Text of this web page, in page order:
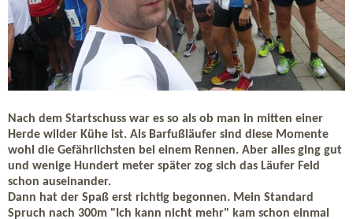
Nach dem Startschuss war es so als ob man in mitten einer
Herde wilder Kühe ist. Als Barfußläufer sind diese Momente
wohl die Gefährlichsten bei einem Rennen. Aber alles ging gut
und wenige Hundert meter später zog sich das Läufer Feld
schon auseinander.
Dann hat der Spaß erst richtig begonnen. Mein Standard
Spruch nach 300m "Ich kann nicht mehr" kam schon einmal